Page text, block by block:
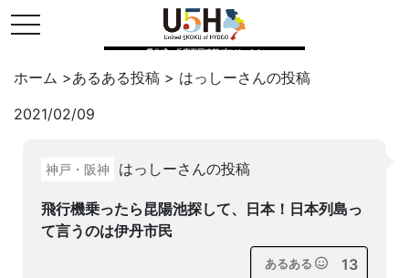
toggle navigation
県公式・兵庫五国連邦プロジェクト
ホーム >あるある投稿 > はっしーさんの投稿
2021/02/09
神戸・阪神 はっしーさんの投稿
飛行機乗ったら昆陽池探して、日本！日本列島っ
て言うのは伊丹市民
あるある 13